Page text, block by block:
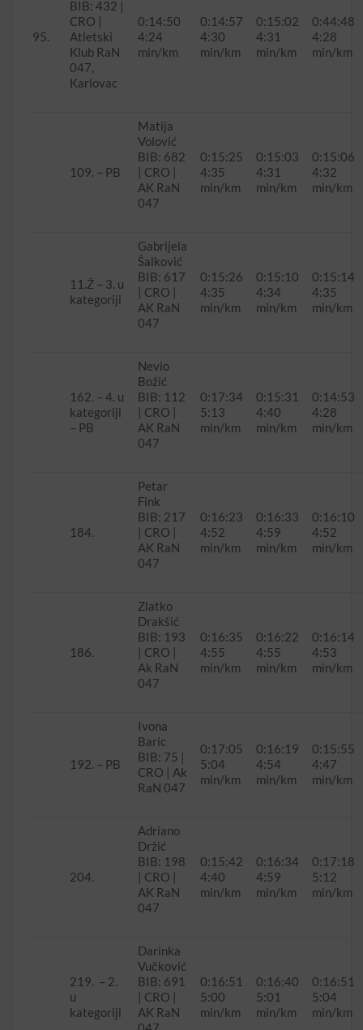
95.
BIB: 432 |
CRO |
Atletski
Klub RaN
047,
Karlovac
0:14:50
4:24
min/km
0:14:57
4:30
min/km
0:15:02
4:31
min/km
0:44:48
4:28
min/km
109. – PB
Matija
Volović
BIB: 682
| CRO |
AK RaN
047
0:15:25
4:35
min/km
0:15:03
4:31
min/km
0:15:06
4:32
min/km
11.Ž – 3. u
kategoriji
Gabrijela
Šalković
BIB: 617
| CRO |
AK RaN
047
0:15:26
4:35
min/km
0:15:10
4:34
min/km
0:15:14
4:35
min/km
162. – 4. u
kategoriji
– PB
Nevio
Božić
BIB: 112
| CRO |
AK RaN
047
0:17:34
5:13
min/km
0:15:31
4:40
min/km
0:14:53
4:28
min/km
184.
Petar
Fink
BIB: 217
| CRO |
AK RaN
047
0:16:23
4:52
min/km
0:16:33
4:59
min/km
0:16:10
4:52
min/km
186.
Zlatko
Drakšić
BIB: 193
| CRO |
Ak RaN
047
0:16:35
4:55
min/km
0:16:22
4:55
min/km
0:16:14
4:53
min/km
192. – PB
Ivona
Baric
BIB: 75 |
CRO | Ak
RaN 047
0:17:05
5:04
min/km
0:16:19
4:54
min/km
0:15:55
4:47
min/km
204.
Adriano
Držić
BIB: 198
| CRO |
AK RaN
047
0:15:42
4:40
min/km
0:16:34
4:59
min/km
0:17:18
5:12
min/km
219. – 2.
u
kategoriji
Darinka
Vučković
BIB: 691
| CRO |
AK RaN
0:16:51
5:00
min/km
0:16:40
5:01
min/km
0:16:51
5:04
min/km